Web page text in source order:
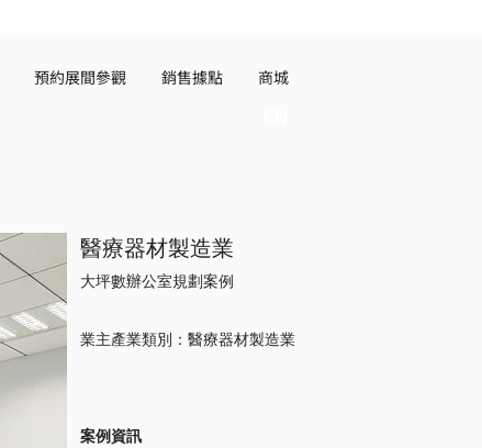
預約展間參觀 銷售據點 商城
醫療器材製造業
大坪數辦公室規劃案例
業主產業類別：醫療器材製造業
​案例資訊